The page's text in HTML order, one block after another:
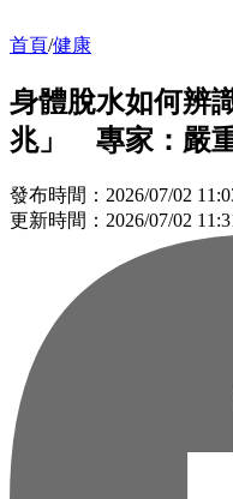
首頁/健康
身體脫水如何辨
兆」 專家：嚴
發布時間：2026/07/02
更新時間：2026/07/02